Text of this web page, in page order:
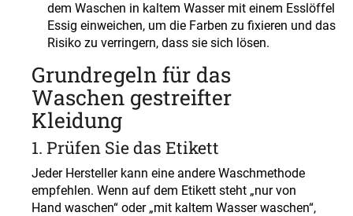
dem Waschen in kaltem Wasser mit einem Esslöffel
Essig einweichen, um die Farben zu fixieren und das
Risiko zu verringern, dass sie sich lösen.
Grundregeln für das
Waschen gestreifter
Kleidung
1. Prüfen Sie das Etikett
Jeder Hersteller kann eine andere Waschmethode
empfehlen. Wenn auf dem Etikett steht „nur von
Hand waschen“ oder „mit kaltem Wasser waschen“,